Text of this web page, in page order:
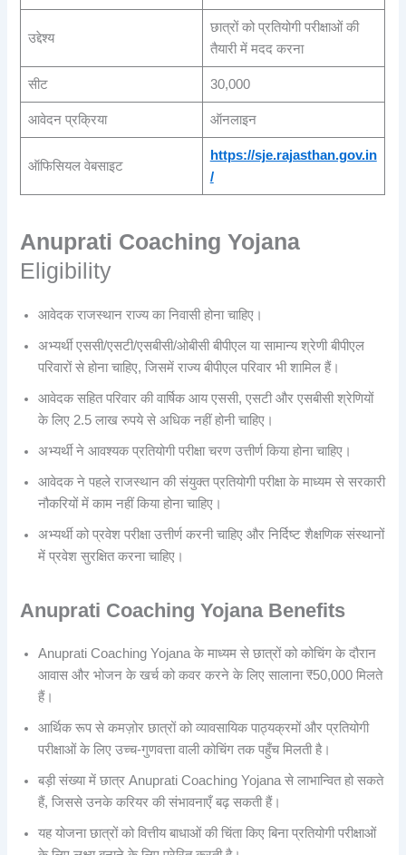
उद्देश्य
छात्रों को प्रतियोगी परीक्षाओं की
तैयारी में मदद करना
सीट 30,000
आवेदन प्रक्रिया ऑनलाइन
ऑफिसियल वेबसाइट
https://sje.rajasthan.gov.in
/
Anuprati Coaching Yojana
Eligibility
आवेदक राजस्थान राज्य का निवासी होना चाहिए।
अभ्यर्थी एससी/एसटी/एसबीसी/ओबीसी बीपीएल या सामान्य श्रेणी बीपीएल
परिवारों से होना चाहिए, जिसमें राज्य बीपीएल परिवार भी शामिल हैं।
आवेदक सहित परिवार की वार्षिक आय एससी, एसटी और एसबीसी श्रेणियों
के लिए 2.5 लाख रुपये से अधिक नहीं होनी चाहिए।
अभ्यर्थी ने आवश्यक प्रतियोगी परीक्षा चरण उत्तीर्ण किया होना चाहिए।
आवेदक ने पहले राजस्थान की संयुक्त प्रतियोगी परीक्षा के माध्यम से सरकारी
नौकरियों में काम नहीं किया होना चाहिए।
अभ्यर्थी को प्रवेश परीक्षा उत्तीर्ण करनी चाहिए और निर्दिष्ट शैक्षणिक संस्थानों
में प्रवेश सुरक्षित करना चाहिए।
Anuprati Coaching Yojana Benefits
Anuprati Coaching Yojana के माध्यम से छात्रों को कोचिंग के दौरान
आवास और भोजन के खर्च को कवर करने के लिए सालाना ₹50,000 मिलते
हैं।
आर्थिक रूप से कमज़ोर छात्रों को व्यावसायिक पाठ्यक्रमों और प्रतियोगी
परीक्षाओं के लिए उच्च-गुणवत्ता वाली कोचिंग तक पहुँच मिलती है।
बड़ी संख्या में छात्र Anuprati Coaching Yojana से लाभान्वित हो सकते
हैं, जिससे उनके करियर की संभावनाएँ बढ़ सकती हैं।
यह योजना छात्रों को वित्तीय बाधाओं की चिंता किए बिना प्रतियोगी परीक्षाओं